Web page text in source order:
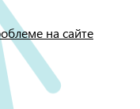
на сайте